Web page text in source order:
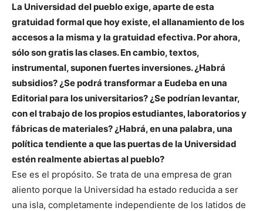
La Universidad del pueblo exige, aparte de esta
gratuidad formal que hoy existe, el allanamiento de los
accesos a la misma y la gratuidad efectiva. Por ahora,
sólo son gratis las clases. En cambio, textos,
instrumental, suponen fuertes inversiones. ¿Habrá
subsidios? ¿Se podrá transformar a Eudeba en una
Editorial para los universitarios? ¿Se podrían levantar,
con el trabajo de los propios estudiantes, laboratorios y
fábricas de materiales? ¿Habrá, en una palabra, una
política tendiente a que las puertas de la Universidad
estén realmente abiertas al pueblo?
Ese es el propósito. Se trata de una empresa de gran
aliento porque la Universidad ha estado reducida a ser
una isla, completamente independiente de los latidos de